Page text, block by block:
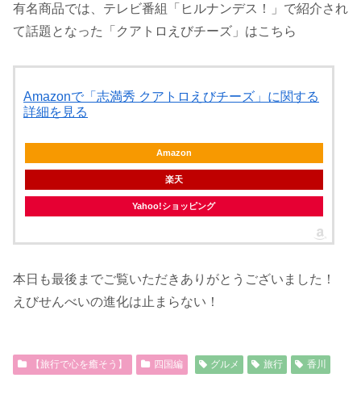
有名商品では、テレビ番組「ヒルナンデス！」で紹介され
て話題となった「クアトロえびチーズ」はこちら
Amazonで「志満秀 クアトロえびチーズ」に関する
詳細を見る
Amazon
楽天
Yahoo!ショッピング
本日も最後までご覧いただきありがとうございました！
えびせんべいの進化は止まらない！
【旅行で心を癒そう】 四国編 グルメ 旅行 香川